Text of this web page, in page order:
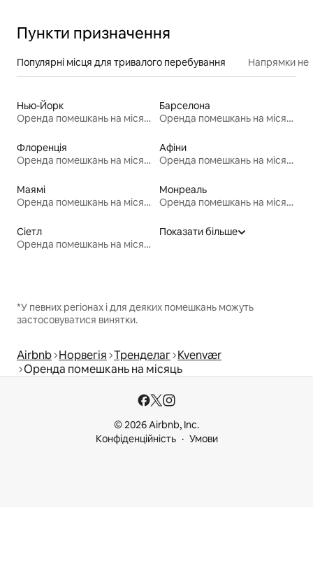
Пункти призначення
Популярні місця для тривалого перебування Напрямки
Нью-Йорк
Оренда помешкань на місяць
Барселона
Оренда помешкань на місяць
Флоренція
Оренда помешкань на місяць
Афіни
Оренда помешкань на місяць
Маямі
Оренда помешкань на місяць
Монреаль
Оренда помешкань на місяць
Сіетл
Оренда помешкань на місяць
Показати більше
*У певних регіонах і для деяких помешкань можуть
застосовуватися винятки.
Airbnb Норвегія Тренделаг Kvenvær
Оренда помешкань на місяць
© 2026 Airbnb, Inc.
Конфіденційність
Умови